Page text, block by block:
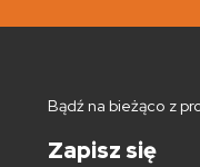
Bądź na bieżąco z
Zapisz się